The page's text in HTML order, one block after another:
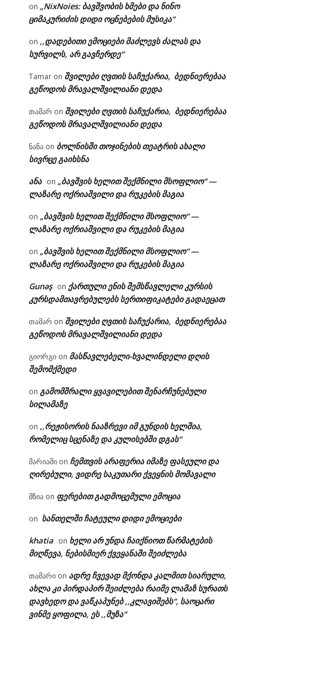
on „NixNoies: ბავშვობის ხმები და ნინო
ციმაკურიძის დიდი ოცნებების მუსიკა“
on ,,დადებითი ემოციები მაძლევს ძალას და
სურვილს, არ გავჩერდე“
Tamar on შვილები ღვთის საჩუქარია, ბედნიერებაა
გეწოდოს მრავალშვილიანი დედა
თამარ on შვილები ღვთის საჩუქარია, ბედნიერებაა
გეწოდოს მრავალშვილიანი დედა
ნანა on ბოლნისში თოჯინების თეატრის ახალი
სივრცე გაიხსნა
ანა on „ბავშვის ხელით შექმნილი მსოფლიო“ —
ლაზარე ოქრიაშვილი და რუკების მაგია
on „ბავშვის ხელით შექმნილი მსოფლიო“ —
ლაზარე ოქრიაშვილი და რუკების მაგია
on „ბავშვის ხელით შექმნილი მსოფლიო“ —
ლაზარე ოქრიაშვილი და რუკების მაგია
Gunəş on ქართული ენის შემსწავლელი კურსის
კურსდამთავრებულებს სერთიფიკატები გადაეცათ
თამარ on შვილები ღვთის საჩუქარია, ბედნიერებაა
გეწოდოს მრავალშვილიანი დედა
გიორგი on მასწავლებელი-ხვალინდელი დღის
შემომქმედი
on გამომშრალი ყვავილებით შენარჩუნებული
სილამაზე
on ,,რეჟისორის ნააზრევი იმ გუნდის ხელშია,
რომელიც სცენაზე და კულისებში დგას“
მარიამი on ჩემთვის არაფერია იმაზე ფასეული და
ღირებული, ვიდრე საკუთარი ქვეყნის მომავალი
მზია on ფერებით გადმოცემული ემოცია
on სანთელში ჩატეული დიდი ემოციები
khatia on ხელი არ უნდა ჩაიქნიოთ წარმატების
მიღწევა, ნებისმიერ ქვეყანაში შეიძლება
თამარი on ადრე ჩვევად მქონდა კალმით სიარული,
ახლა კი პირდაპირ შეიძლება რაიმე ლამაზ სურათს
დავხედო და ვაწკაპუნებ ,,კლავიშებს“, საოცარი
ვინმე ყოფილა, ეს ,,მუზა“